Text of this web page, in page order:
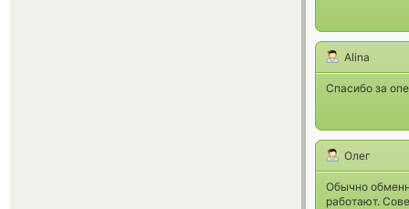
Alina
Спасибо за
Олег
Обычно
работают.